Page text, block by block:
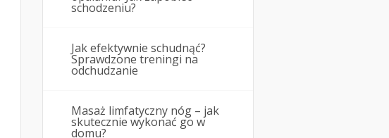
schodzeniu?
Jak efektywnie schudnąć?
Sprawdzone treningi na
odchudzanie
Masaż limfatyczny nóg – jak
skutecznie wykonać go w
domu?